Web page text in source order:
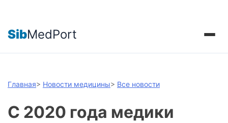
SibMedPort
Главная> Новости медицины> Все новости
С 2020 года медики